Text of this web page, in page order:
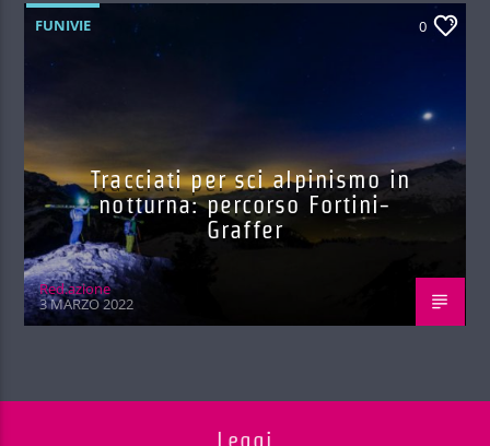
FUNIVIE 0
Tracciati per sci alpinismo in
notturna: percorso Fortini-
Graffer
Red.azione
3 MARZO 2022
Leggi